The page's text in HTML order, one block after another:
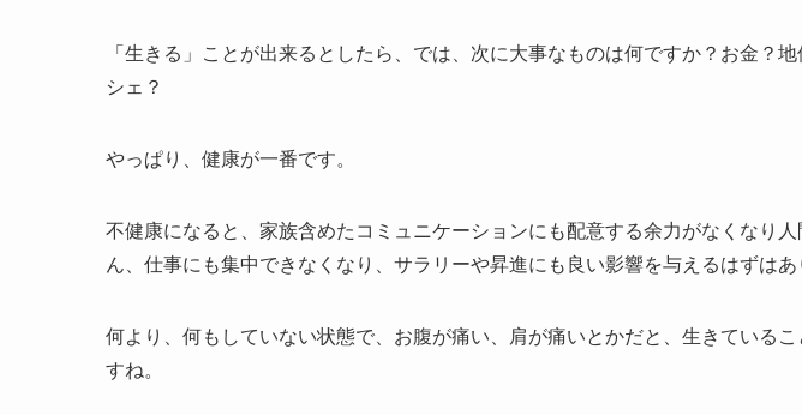
「生きる」ことが出来るとしたら、では、次に大事なものは何ですか？お金？
シェ？
やっぱり、健康が一番です。
不健康になると、家族含めたコミュニケーションにも配意する余力がなくなり
ん、仕事にも集中できなくなり、サラリーや昇進にも良い影響を与えるはずはあ
何より、何もしていない状態で、お腹が痛い、肩が痛いとかだと、生きている
すね。